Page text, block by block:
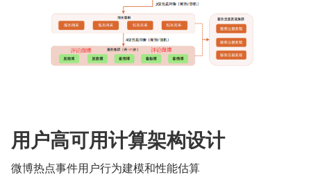
用户高可用计算架构设计
微博热点事件用户行为建模和性能估算